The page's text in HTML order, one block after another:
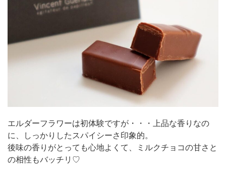
エルダーフラワーは初体験ですが・・・上品な香りなの
に、しっかりしたスパイシーさ印象的。
後味の香りがとっても心地よくて、ミルクチョコの甘さと
の相性もバッチリ♡